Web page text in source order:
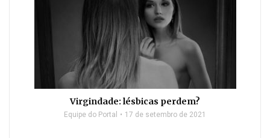
Virgindade: lésbicas perdem?
Equipe do Portal 17 de setembro de 2021